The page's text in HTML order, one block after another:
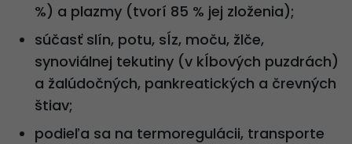
%) a plazmy (tvorí 85 % jej zloženia);
súčasť slín, potu, sĺz, moču, žlče,
synoviálnej tekutiny (v kĺbových puzdrách)
a žalúdočných, pankreatických a črevných
štiav;
podieľa sa na termoregulácii, transporte